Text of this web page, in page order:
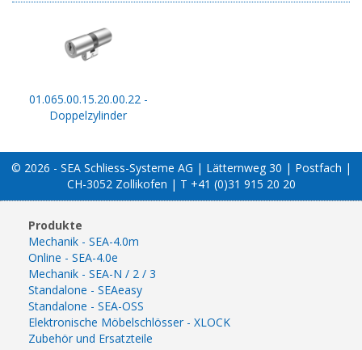
01.065.00.15.20.00.22 -
Doppelzylinder
© 2026 - SEA Schliess-Systeme AG | Lätternweg 30 | Postfach |
CH-3052 Zollikofen | T +41 (0)31 915 20 20
Produkte
Mechanik - SEA-4.0m
Online - SEA-4.0e
Mechanik - SEA-N / 2 / 3
Standalone - SEAeasy
Standalone - SEA-OSS
Elektronische Möbelschlösser - XLOCK
Zubehör und Ersatzteile